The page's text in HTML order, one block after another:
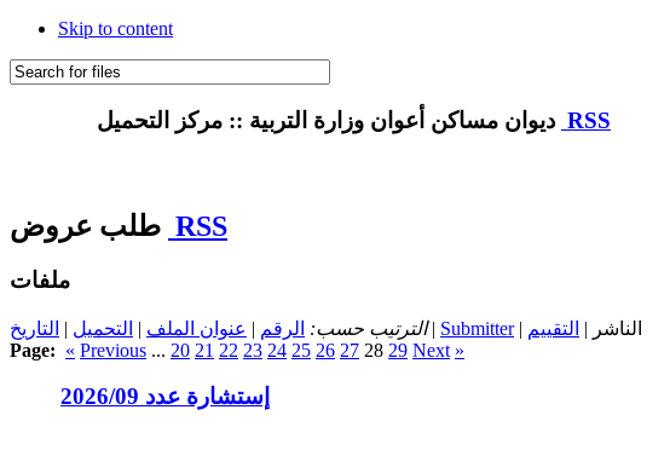
Skip to content
RSS
RSS
ملفات
الترتيب حسب: الرقم | عنوان الملف | التحميل | التاريخ | Submitter | الناشر | التقييم
Page: « Previous ... 20 21 22 23 24 25 26 27 28 29 Next »
إستشارة عدد 2026/09